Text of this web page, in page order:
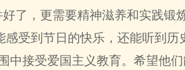
了，更需要精神滋养和实践锻
感受到节日的快乐，还能听到历
中接受爱国主义教育。希望他